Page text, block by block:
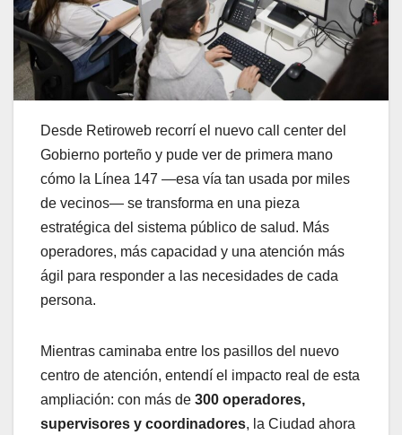
Desde Retiroweb recorrí el nuevo call center del
Gobierno porteño y pude ver de primera mano
cómo la Línea 147 —esa vía tan usada por miles
de vecinos— se transforma en una pieza
estratégica del sistema público de salud. Más
operadores, más capacidad y una atención más
ágil para responder a las necesidades de cada
persona.
Mientras caminaba entre los pasillos del nuevo
centro de atención, entendí el impacto real de esta
ampliación: con más de 300 operadores,
supervisores y coordinadores, la Ciudad ahora